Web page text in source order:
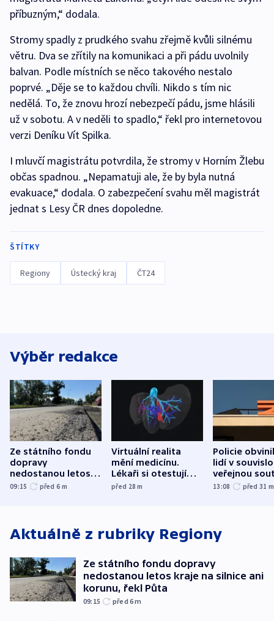
příbuzným,“ dodala.
Stromy spadly z prudkého svahu zřejmě kvůli silnému
větru. Dva se zřítily na komunikaci a při pádu uvolnily
balvan. Podle místních se něco takového nestalo
poprvé. „Děje se to každou chvíli. Nikdo s tím nic
nedělá. To, že znovu hrozí nebezpečí pádu, jsme hlásili
už v sobotu. A v neděli to spadlo,“ řekl pro internetovou
verzi Deníku Vít Spilka.
I mluvčí magistrátu potvrdila, že stromy v Horním Žlebu
občas spadnou. „Nepamatuji ale, že by byla nutná
evakuace,“ dodala. O zabezpečení svahu měl magistrát
jednat s Lesy ČR dnes dopoledne.
ŠTÍTKY
Regiony Ústecký kraj ČT24
Výběr redakce
Ze státního fondu
dopravy
nedostanou letos
kraje na silnice ani
09:15 před 6 m
Virtuální realita
mění medicínu.
Lékaři si otestují
každý řez, říká
před 28m
Policie
lidí v
veřejnou
Správy
13:08 před 31 m
Aktuálně z rubriky Regiony
Ze státního fondu dopravy
nedostanou letos kraje na silnice ani
korunu, řekl Půta
09:15 před 6m